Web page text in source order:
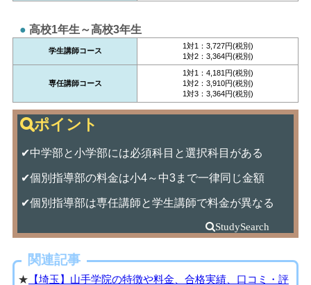
高校1年生～高校3年生
学生講師コース
1対1：3,727円(税別)
1対2：3,364円(税別)
専任講師コース
1対1：4,181円(税別)
1対2：3,910円(税別)
1対3：3,364円(税別)
✔中学部と小学部には必須科目と選択科目がある
✔個別指導部の料金は小4～中3まで一律同じ金額
✔個別指導部は専任講師と学生講師で料金が異なる
関連記事
★ 【埼玉】山手学院の特徴や料金、合格実績、口コミ・評